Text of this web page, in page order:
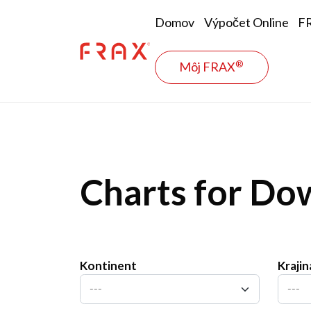
Main
Domov Výpočet Online
Môj FRAX®
Charts for
Kontinent
---
---